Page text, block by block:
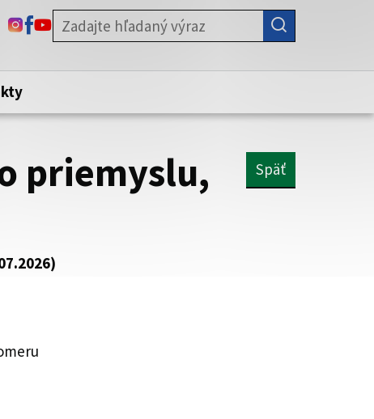
Zabezpečená stránka vždy začína
webového sídla.
ODKAZ SA OTVORÍ NA NOVEJ KARTE
ODKAZ SA OTVORÍ NA NOVEJ KARTE
ODKAZ SA OTVORÍ NA NOVEJ KARTE
priemyslu,
Späť